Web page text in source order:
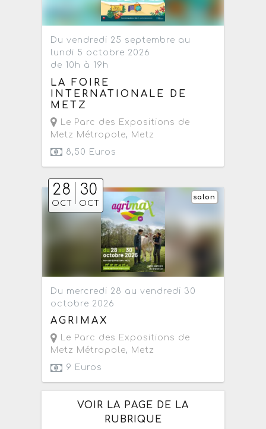
Du vendredi 25 septembre au
lundi 5 octobre 2026
de 10h à 19h
LA FOIRE
INTERNATIONALE DE
METZ
Le Parc des Expositions de
Metz Métropole, Metz
8,50 Euros
28
OCT
30
OCT
salon
Du mercredi 28 au vendredi 30
octobre 2026
AGRIMAX
Le Parc des Expositions de
Metz Métropole, Metz
9 Euros
VOIR LA PAGE DE LA
RUBRIQUE